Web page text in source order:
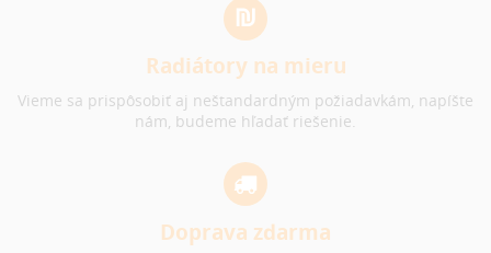
Radiátory na mieru
Vieme sa prispôsobiť aj neštandardným požiadavkám, napíšte
nám, budeme hľadať riešenie.
Doprava zdarma